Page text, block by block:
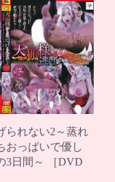
られない2～蒸れ
おっぱいで優し
3日間～ ［DVD